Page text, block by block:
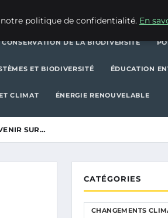
CONSERVATION DE LA BIODIVERSITÉ
ET BIODIVERSITÉ ÉDUCATION
CLIMAT ÉNERGIE RENOUVELABLE
SUR…
CATÉGORIES
CHANGEMENTS
politique de confidentialité. En